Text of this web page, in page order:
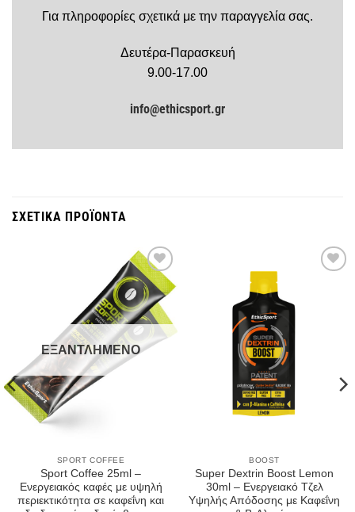
Για πληροφορίες σχετικά με την παραγγελία σας.
Δευτέρα-Παρασκευή
9.00-17.00
info@ethicsport.gr
ΣΧΕΤΙΚΆ ΠΡΟΪΌΝΤΑ
Wishlist
ΕΞΑΝΤΛΗΜΈΝΟ
SPORT COFFEE
Sport Coffee 25ml –
Ενεργειακός καφές με υψηλή
περιεκτικότητα σε καφεΐνη και
BOOST
Super Dextrin Boost Lemon
30ml – Ενεργειακό Τζελ
Υψηλής Απόδοσης με Καφεΐνη